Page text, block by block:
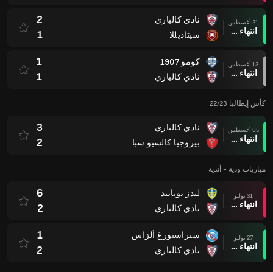
21 أغسطس
انتهاء وقت المباراة
نادي كالياري
سيتاديللا
2
1
13 أغسطس
انتهاء وقت المباراة
كومو 1907
نادي كالياري
1
1
كأس إيطاليا 22/23
05 أغسطس
انتهاء وقت المباراة
نادي كالياري
بيروجيا كالسيو سبا
3
2
مباريات ودية - أندية
31 يوليو
انتهاء وقت المباراة
ليدز يونايتد
نادي كالياري
6
2
27 يوليو
انتهاء وقت المباراة
ستراسبورغ ألزاس
نادي كالياري
1
2